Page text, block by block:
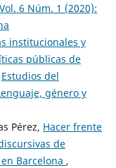
6 Núm. 1 (2020):
institucionales y
públicas de
Estudios del
género y
Pérez, Hacer frente
de
Barcelona ,